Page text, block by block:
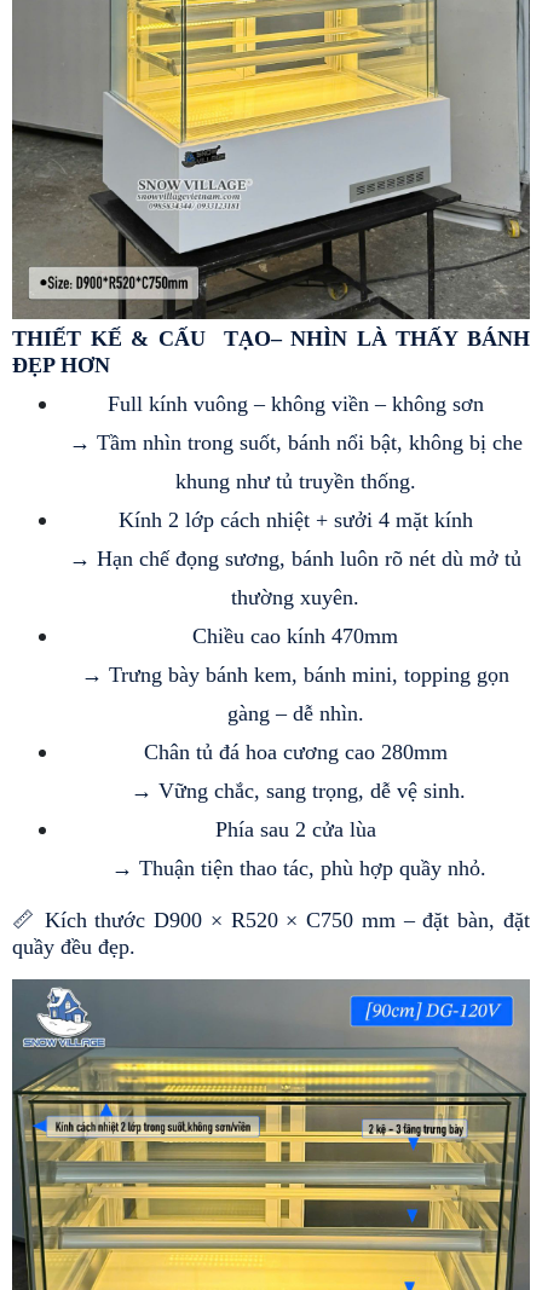
THIẾT KẾ & CẤU  TẠO– NHÌN LÀ THẤY BÁNH
ĐẸP HƠN
Full kính vuông – không viền – không sơn
khung như tủ truyền thống.
Kính 2 lớp cách nhiệt + sưởi 4 mặt kính
thường xuyên.
Chiều cao kính 470mm
gàng – dễ nhìn.
Chân tủ đá hoa cương cao 280mm
→ Vững chắc, sang trọng, dễ vệ sinh.
Phía sau 2 cửa lùa
→ Thuận tiện thao tác, phù hợp quầy nhỏ.
📏 Kích thước D900 × R520 × C750 mm – đặt bàn, đặt
quầy đều đẹp.